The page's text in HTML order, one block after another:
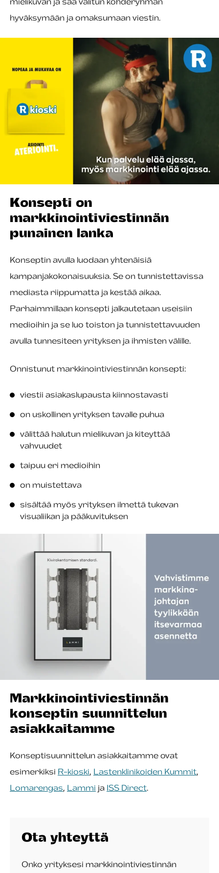
hyväksymään ja omaksumaan viestin.
Konsepti on
markkinointiviestinnän
punainen lanka
Konseptin avulla luodaan yhtenäisiä
kampanjakokonaisuuksia. Se on tunnistettavissa
mediasta riippumatta ja kestää aikaa.
Parhaimmillaan konsepti jalkautetaan useisiin
medioihin ja se luo toiston ja tunnistettavuuden
avulla tunnesiteen yrityksen ja ihmisten välille.
Onnistunut markkinointiviestinnän konsepti:
viestii asiakaslupausta kiinnostavasti
on uskollinen yrityksen tavalle puhua
välittää halutun mielikuvan ja kiteyttää
vahvuudet
taipuu eri medioihin
on muistettava
sisältää myös yrityksen ilmettä tukevan
visualiikan ja pääkuvituksen
Markkinointiviestinnän
konseptin suunnittelun
asiakkaitamme
Konseptisuunnittelun asiakkaitamme ovat
esimerkiksi R-kioski, Lastenklinikoiden Kummit,
Lomarengas, Lammi ja ISS Direct.
Ota yhteyttä
Onko yrityksesi markkinointiviestinnän